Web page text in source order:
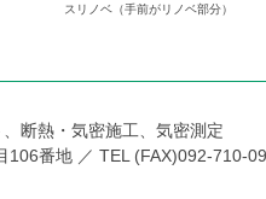
スリノベ（手前がリノベ部分）
断熱・気密施工、気密測定
106番地 ／ TEL (FAX)092-